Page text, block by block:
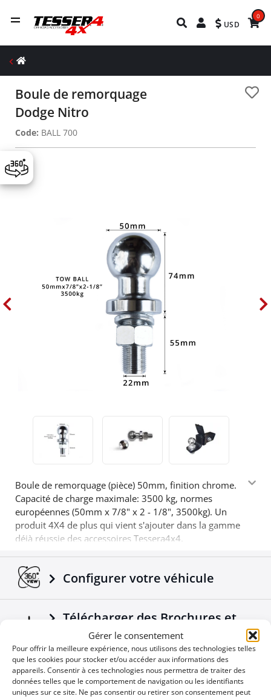
Gérer le consentement
Pour offrir la meilleure expérience, nous utilisons des technologies telles
que les cookies pour stocker et/ou accéder aux informations des
appareils. Consentir à ces technologies nous permettra de traiter des
données telles que le comportement de navigation ou les identifiants
uniques sur ce site. Ne pas consentir ou retirer son consentement peut
USD
0
Boule de remorquage
Dodge Nitro
Code: BALL 700
Boule de remorquage (pièce) 50mm, finition chrome.
Capacité de charge maximale: 3500 kg, normes
européennes (50mm x 7/8" x 2 - 1/8", 3500kg). Un
produit 4X4 de plus qui vient s'ajouter dans la gamme
déjà réussie des accessoires Tessera4x4.
Configurer votre véhicule
Télécharger des Brochures et
Manuels
Nouvelles de l'Entreprise